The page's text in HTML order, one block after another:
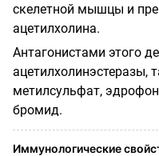
скелетной мышцы и
ацетилхолина.
Антагонистами этого
ацетилхолинэстеразы,
метилсульфат,
бромид.
Иммунологические